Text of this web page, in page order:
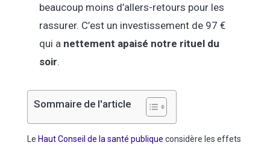
beaucoup moins d’allers-retours pour les
rassurer. C’est un investissement de 97 €
qui a nettement apaisé notre rituel du
soir.
Sommaire de l'article
Le Haut Conseil de la santé publique considère les effets